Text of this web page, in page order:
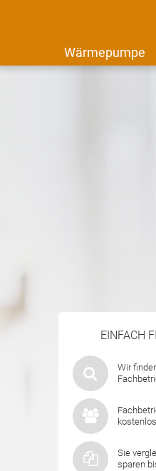
Wärmepumpe
EINFACH
Wir
Sie
sparen